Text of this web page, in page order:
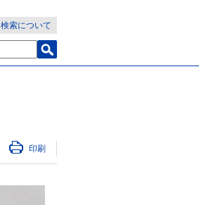
検索について
印刷